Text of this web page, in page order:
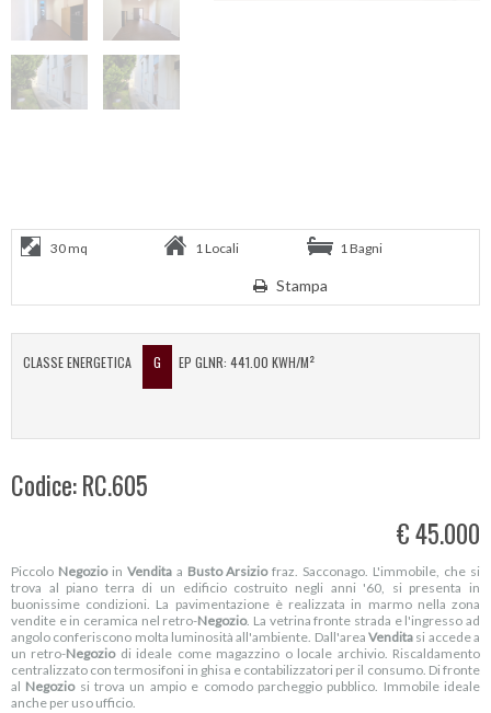
30 mq 1 Locali 1 Bagni
Stampa
CLASSE ENERGETICA G EP GLNR: 441.00 KWH/M²
Codice: RC.605
€ 45.000
Piccolo Negozioin Venditaa Busto Arsiziofraz. Sacconago. L'immobile, che si
trova al piano terra di un edificio costruito negli anni '60, si presenta in
buonissime condizioni. La pavimentazione è realizzata in marmo nella zona
vendite e in ceramica nel retro-Negozio. La vetrina fronte strada e l'ingresso ad
angolo conferiscono molta luminosità all'ambiente. Dall'area Vendita si accede a
un retro-Negoziodi ideale come magazzino o locale archivio. Riscaldamento
centralizzato con termosifoni in ghisa e contabilizzatori per il consumo. Di fronte
al Negoziosi trova un ampio e comodo parcheggio pubblico. Immobile ideale
anche per uso ufficio.